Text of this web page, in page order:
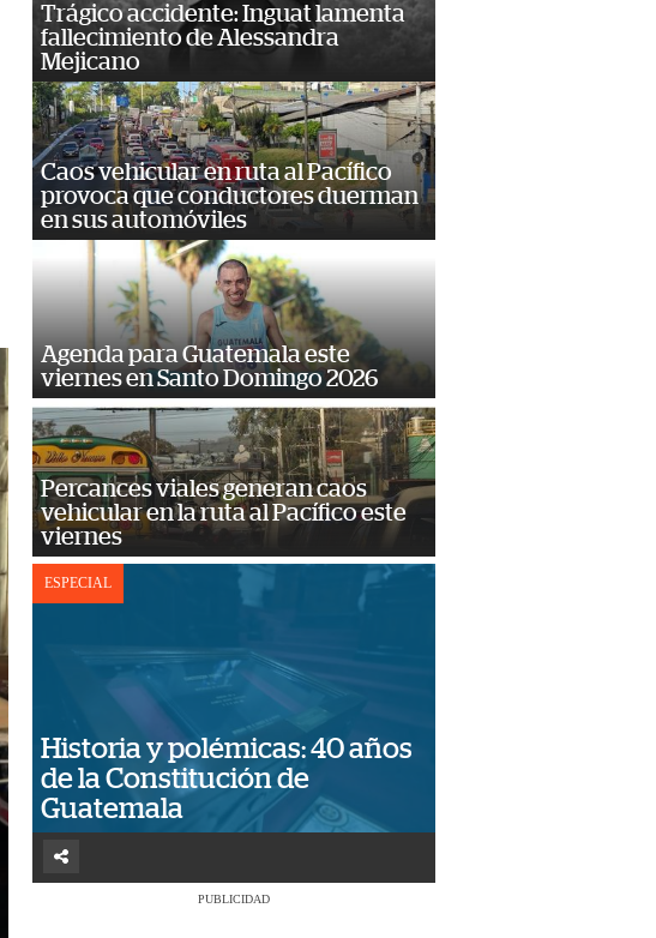
Trágico accidente: Inguat lamenta
fallecimiento de Alessandra
Mejicano
Caos vehicular en ruta al Pacífico
provoca que conductores duerman
en sus automóviles
Agenda para Guatemala este
viernes en Santo Domingo 2026
Percances viales generan caos
vehicular en la ruta al Pacífico este
viernes
ESPECIAL
Historia y polémicas: 40 años
de la Constitución de
Guatemala
PUBLICIDAD